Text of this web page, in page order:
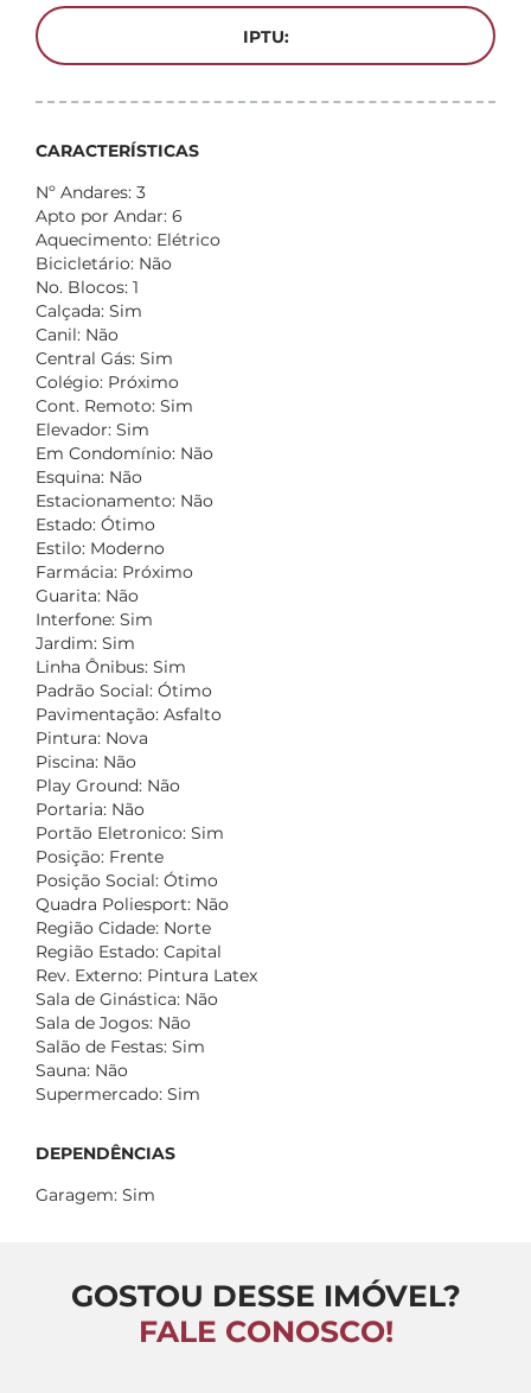
IPTU:
CARACTERÍSTICAS
Nº Andares: 3
Apto por Andar: 6
Aquecimento: Elétrico
Bicicletário: Não
No. Blocos: 1
Calçada: Sim
Canil: Não
Central Gás: Sim
Colégio: Próximo
Cont. Remoto: Sim
Elevador: Sim
Em Condomínio: Não
Esquina: Não
Estacionamento: Não
Estado: Ótimo
Estilo: Moderno
Farmácia: Próximo
Guarita: Não
Interfone: Sim
Jardim: Sim
Linha Ônibus: Sim
Padrão Social: Ótimo
Pavimentação: Asfalto
Pintura: Nova
Piscina: Não
Play Ground: Não
Portaria: Não
Portão Eletronico: Sim
Posição: Frente
Posição Social: Ótimo
Quadra Poliesport: Não
Região Cidade: Norte
Região Estado: Capital
Rev. Externo: Pintura Latex
Sala de Ginástica: Não
Sala de Jogos: Não
Salão de Festas: Sim
Sauna: Não
Supermercado: Sim
DEPENDÊNCIAS
Garagem: Sim
GOSTOU DESSE IMÓVEL?
FALE CONOSCO!